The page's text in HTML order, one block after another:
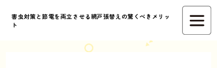
害虫対策と節電を両立させる網戸張替えの驚くべきメリッ
ト